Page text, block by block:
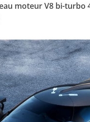
moteur V8 bi-turbo